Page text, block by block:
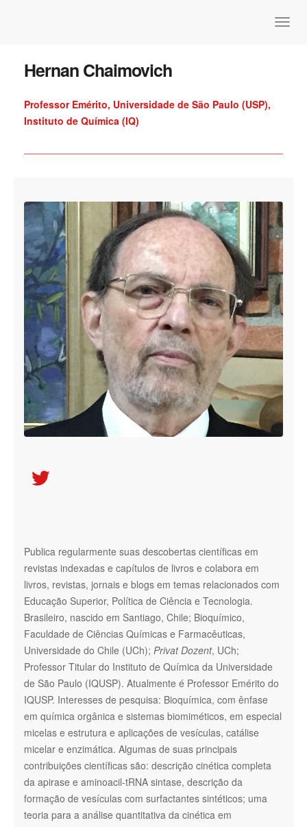
Hernan Chaimovich
Professor Emérito, Universidade de São Paulo (USP),
Instituto de Química (IQ)

Publica regularmente suas descobertas científicas em
revistas indexadas e capítulos de livros e colabora em
livros, revistas, jornais e blogs em temas relacionados com
Educação Superior, Política de Ciência e Tecnologia.
Brasileiro, nascido em Santiago, Chile; Bioquímico,
Faculdade de Ciências Químicas e Farmacêuticas,
Universidade do Chile (UCh); Privat Dozent, UCh;
Professor Titular do Instituto de Química da Universidade
de São Paulo (IQUSP). Atualmente é Professor Emérito do
IQUSP. Interesses de pesquisa: Bioquímica, com ênfase
em química orgânica e sistemas biomiméticos, em especial
micelas e estrutura e aplicações de vesículas, catálise
micelar e enzimática. Algumas de suas principais
contribuições científicas são: descrição cinética completa
da apirase e aminoacil-tRNA sintase, descrição da
formação de vesículas com surfactantes sintéticos; uma
teoria para a análise quantitativa da cinética em